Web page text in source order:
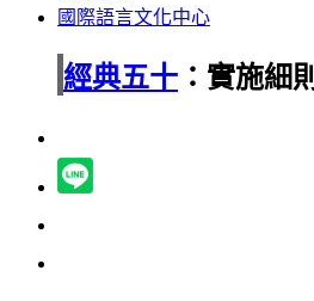
國際語言文化中心
經典五十 ：實施細則